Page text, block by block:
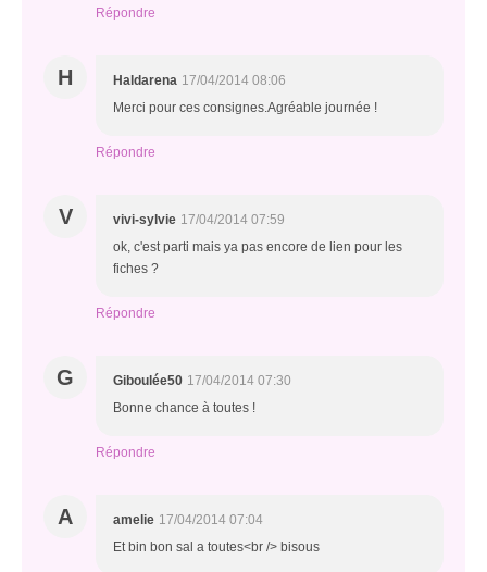
Répondre
H Haldarena 17/04/2014 08:06
Merci pour ces consignes.Agréable journée !
Répondre
V vivi-sylvie 17/04/2014 07:59
ok, c'est parti mais ya pas encore de lien pour les
fiches ?
Répondre
G Giboulée50 17/04/2014 07:30
Bonne chance à toutes !
Répondre
A amelie 17/04/2014 07:04
Et bin bon sal a toutes<br /> bisous